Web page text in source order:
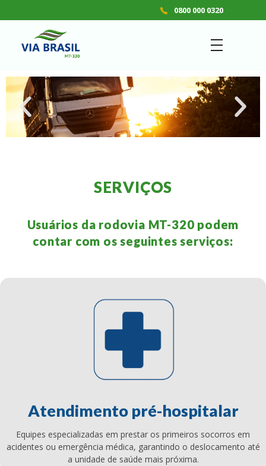
0800 000 0320
SERVIÇOS
Usuários da rodovia MT-320 podem
contar com os seguintes serviços:
Atendimento pré-hospitalar
Equipes especializadas em prestar os primeiros socorros em
acidentes ou emergência médica, garantindo o deslocamento até
a unidade de saúde mais próxima.